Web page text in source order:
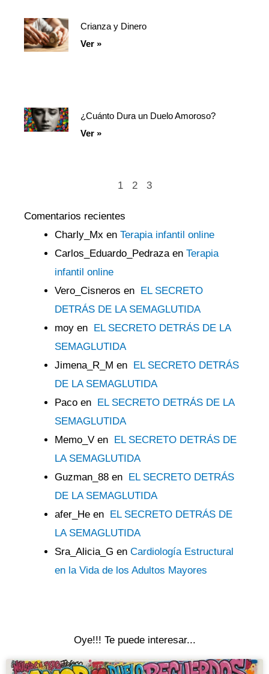
Crianza y Dinero
Ver »
¿Cuánto Dura un Duelo Amoroso?
Ver »
1 2 3
Comentarios recientes
Charly_Mx en Terapia infantil online
Carlos_Eduardo_Pedrazaen Terapia
infantil online
Vero_Cisneros en EL SECRETO
DETRÁS DE LA SEMAGLUTIDA
moy en EL SECRETO DETRÁS DE LA
SEMAGLUTIDA
Jimena_R_M en EL SECRETO DETRÁS
DE LA SEMAGLUTIDA
Paco en EL SECRETO DETRÁS DE LA
SEMAGLUTIDA
Memo_V en EL SECRETO DETRÁS DE
LA SEMAGLUTIDA
Guzman_88 en EL SECRETO DETRÁS
DE LA SEMAGLUTIDA
afer_He en EL SECRETO DETRÁS DE
LA SEMAGLUTIDA
Sra_Alicia_G en Cardiología Estructural
en la Vida de los Adultos Mayores
Oye!!! Te puede interesar...